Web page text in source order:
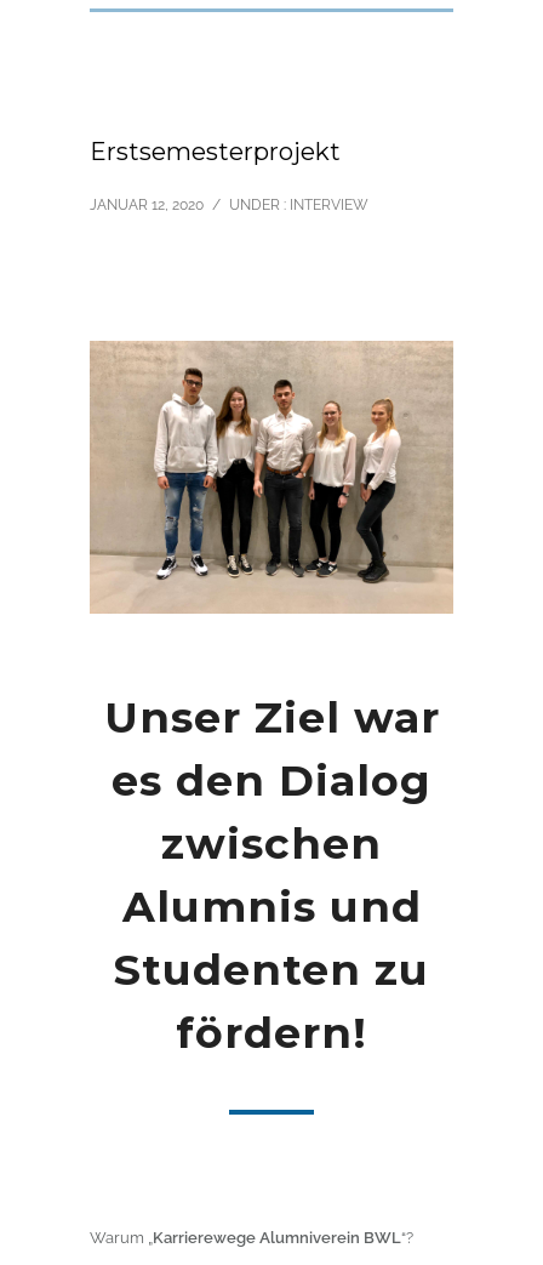
Erstsemesterprojekt
JANUAR 12, 2020 / UNDER : INTERVIEW
Unser Ziel war
es den Dialog
zwischen
Alumnis und
Studenten zu
fördern!
Warum „ Karrierewege Alumniverein BWL“?